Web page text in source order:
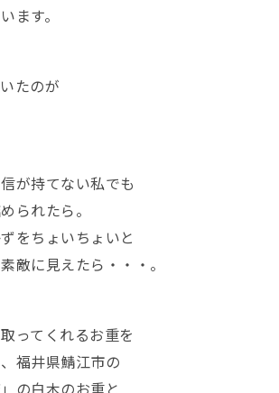
ます。
たのが
が持てない私でも
られたら。
をちょいちょいと
敵に見えたら・・・。
ってくれるお重を
福井県鯖江市の